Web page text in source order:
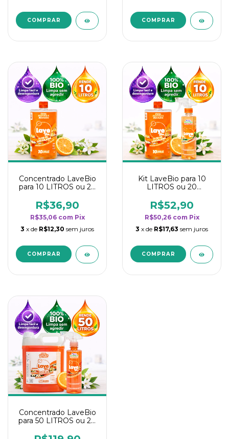
Concentrado LaveBio
para 10 LITROS ou 20
rendimento da
categoria - Flor de
Laranjeira
R$36,90
R$35,06 com Pix
3 x de R$12,30 sem juros
Kit LaveBio para 10
LITROS ou 20
rendimento da
categoria - Flor de
Laranjeira
R$52,90
R$50,26 com Pix
3 x de R$17,63 sem juros
Concentrado LaveBio
para 50 LITROS ou 20